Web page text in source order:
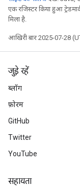
एक रजिस्टर किया हुआ
मिला है.
आखिरी बार 2025-07-28
जुड़े रहें
ब्लॉग
फ़ोरम
GitHub
Twitter
YouTube
सहायता